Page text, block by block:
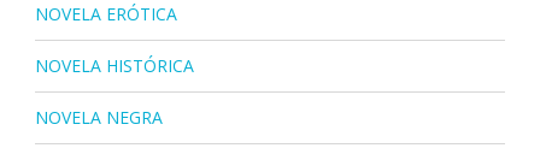
NOVELA ERÓTICA
NOVELA HISTÓRICA
NOVELA NEGRA